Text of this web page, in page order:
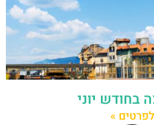
בחודש יוני
לפרטים »